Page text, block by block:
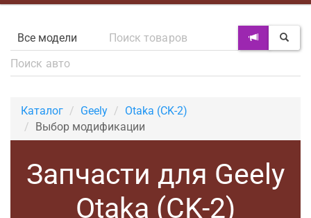
Каталог Geely
Otaka (CK-2)
Выбор модификации
Запчасти для Geely
Otaka (CK-2)